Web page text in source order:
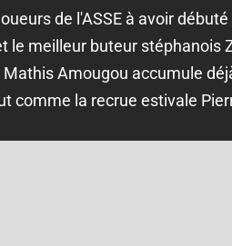
de l'ASSE à avoir
le meilleur buteur stéphanois
Amougou accumule
comme la recrue estivale